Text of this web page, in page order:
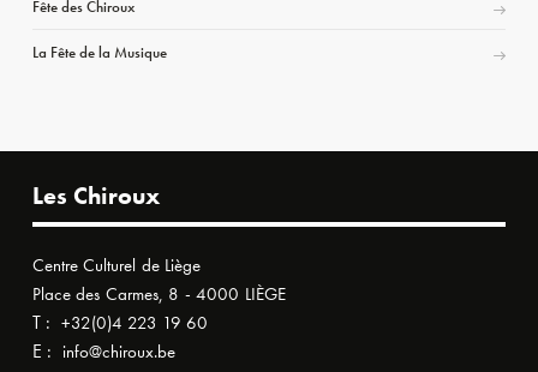
Fête des Chiroux
La Fête de la Musique
Les Chiroux
Centre Culturel de Liège
Place des Carmes, 8 - 4000 LIÈGE
T : +32(0)4 223 19 60
E : info@chiroux.be